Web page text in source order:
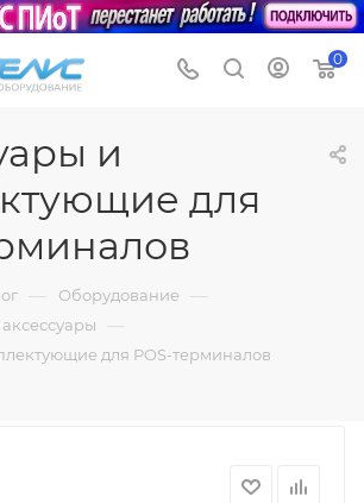
0
и
для
— Оборудование —
—
для POS-терминалов